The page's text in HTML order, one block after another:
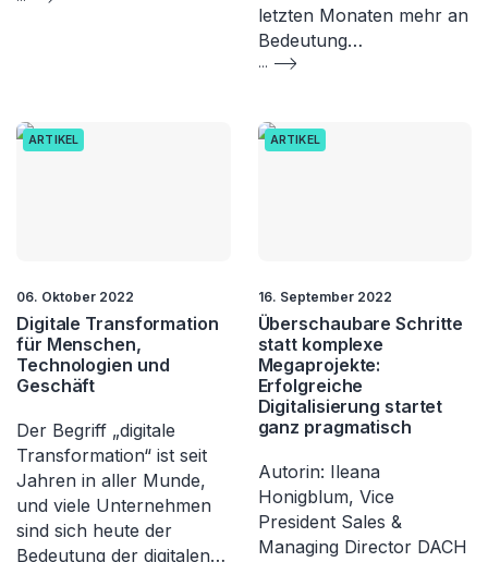
letzten Monaten mehr an
Bedeutung…
...
ARTIKEL
06. Oktober 2022
Digitale Transformation
für Menschen,
Technologien und
Geschäft
Der Begriff „digitale
Transformation“ ist seit
Jahren in aller Munde,
und viele Unternehmen
sind sich heute der
Bedeutung der digitalen…
ARTIKEL
16. September 2022
Überschaubare Schritte
statt komplexe
Megaprojekte:
Erfolgreiche
Digitalisierung startet
ganz pragmatisch
Autorin: Ileana
Honigblum, Vice
President Sales &
Managing Director DACH